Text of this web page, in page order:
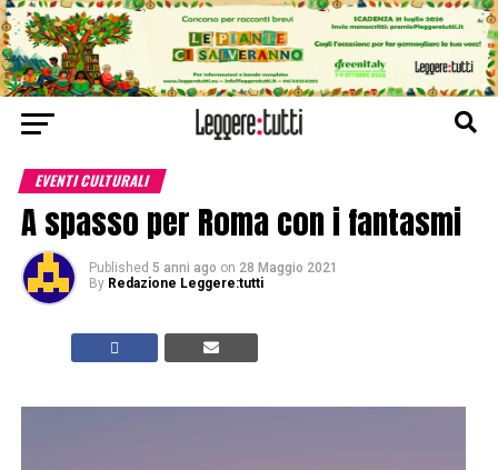
EVENTI CULTURALI
A spasso per Roma con i fantasmi
Published 5 anni ago on 28 Maggio 2021
By Redazione Leggere:tutti